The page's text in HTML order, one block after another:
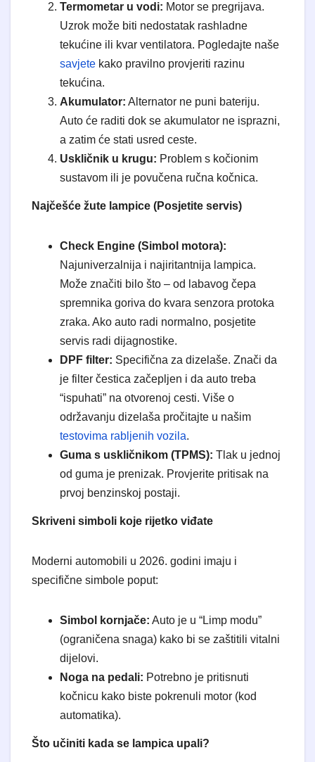
Termometar u vodi: Motor se pregrijava.
Uzrok može biti nedostatak rashladne
tekućine ili kvar ventilatora. Pogledajte naše
savjete kako pravilno provjeriti razinu
tekućina.
Akumulator: Alternator ne puni bateriju.
Auto će raditi dok se akumulator ne isprazni,
a zatim će stati usred ceste.
Uskličnik u krugu: Problem s kočionim
sustavom ili je povučena ručna kočnica.
Najčešće žute lampice (Posjetite servis)
Check Engine (Simbol motora):
Najuniverzalnija i najiritantnija lampica.
Može značiti bilo što – od labavog čepa
spremnika goriva do kvara senzora protoka
zraka. Ako auto radi normalno, posjetite
servis radi dijagnostike.
DPF filter: Specifična za dizelaše. Znači da
je filter čestica začepljen i da auto treba
“ispuhati” na otvorenoj cesti. Više o
održavanju dizelaša pročitajte u našim
testovima rabljenih vozila.
Guma s uskličnikom (TPMS): Tlak u jednoj
od guma je prenizak. Provjerite pritisak na
prvoj benzinskoj postaji.
Skriveni simboli koje rijetko viđate
​Moderni automobili u 2026. godini imaju i
specifične simbole poput:
Simbol kornjače: Auto je u “Limp modu”
(ograničena snaga) kako bi se zaštitili vitalni
dijelovi.
Noga na pedali: Potrebno je pritisnuti
kočnicu kako biste pokrenuli motor (kod
automatika).
Što učiniti kada se lampica upali?